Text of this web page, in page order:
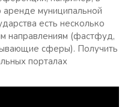
муниципальной
есть несколько
направлениям (фастфуд,
сферы). Получить
порталах